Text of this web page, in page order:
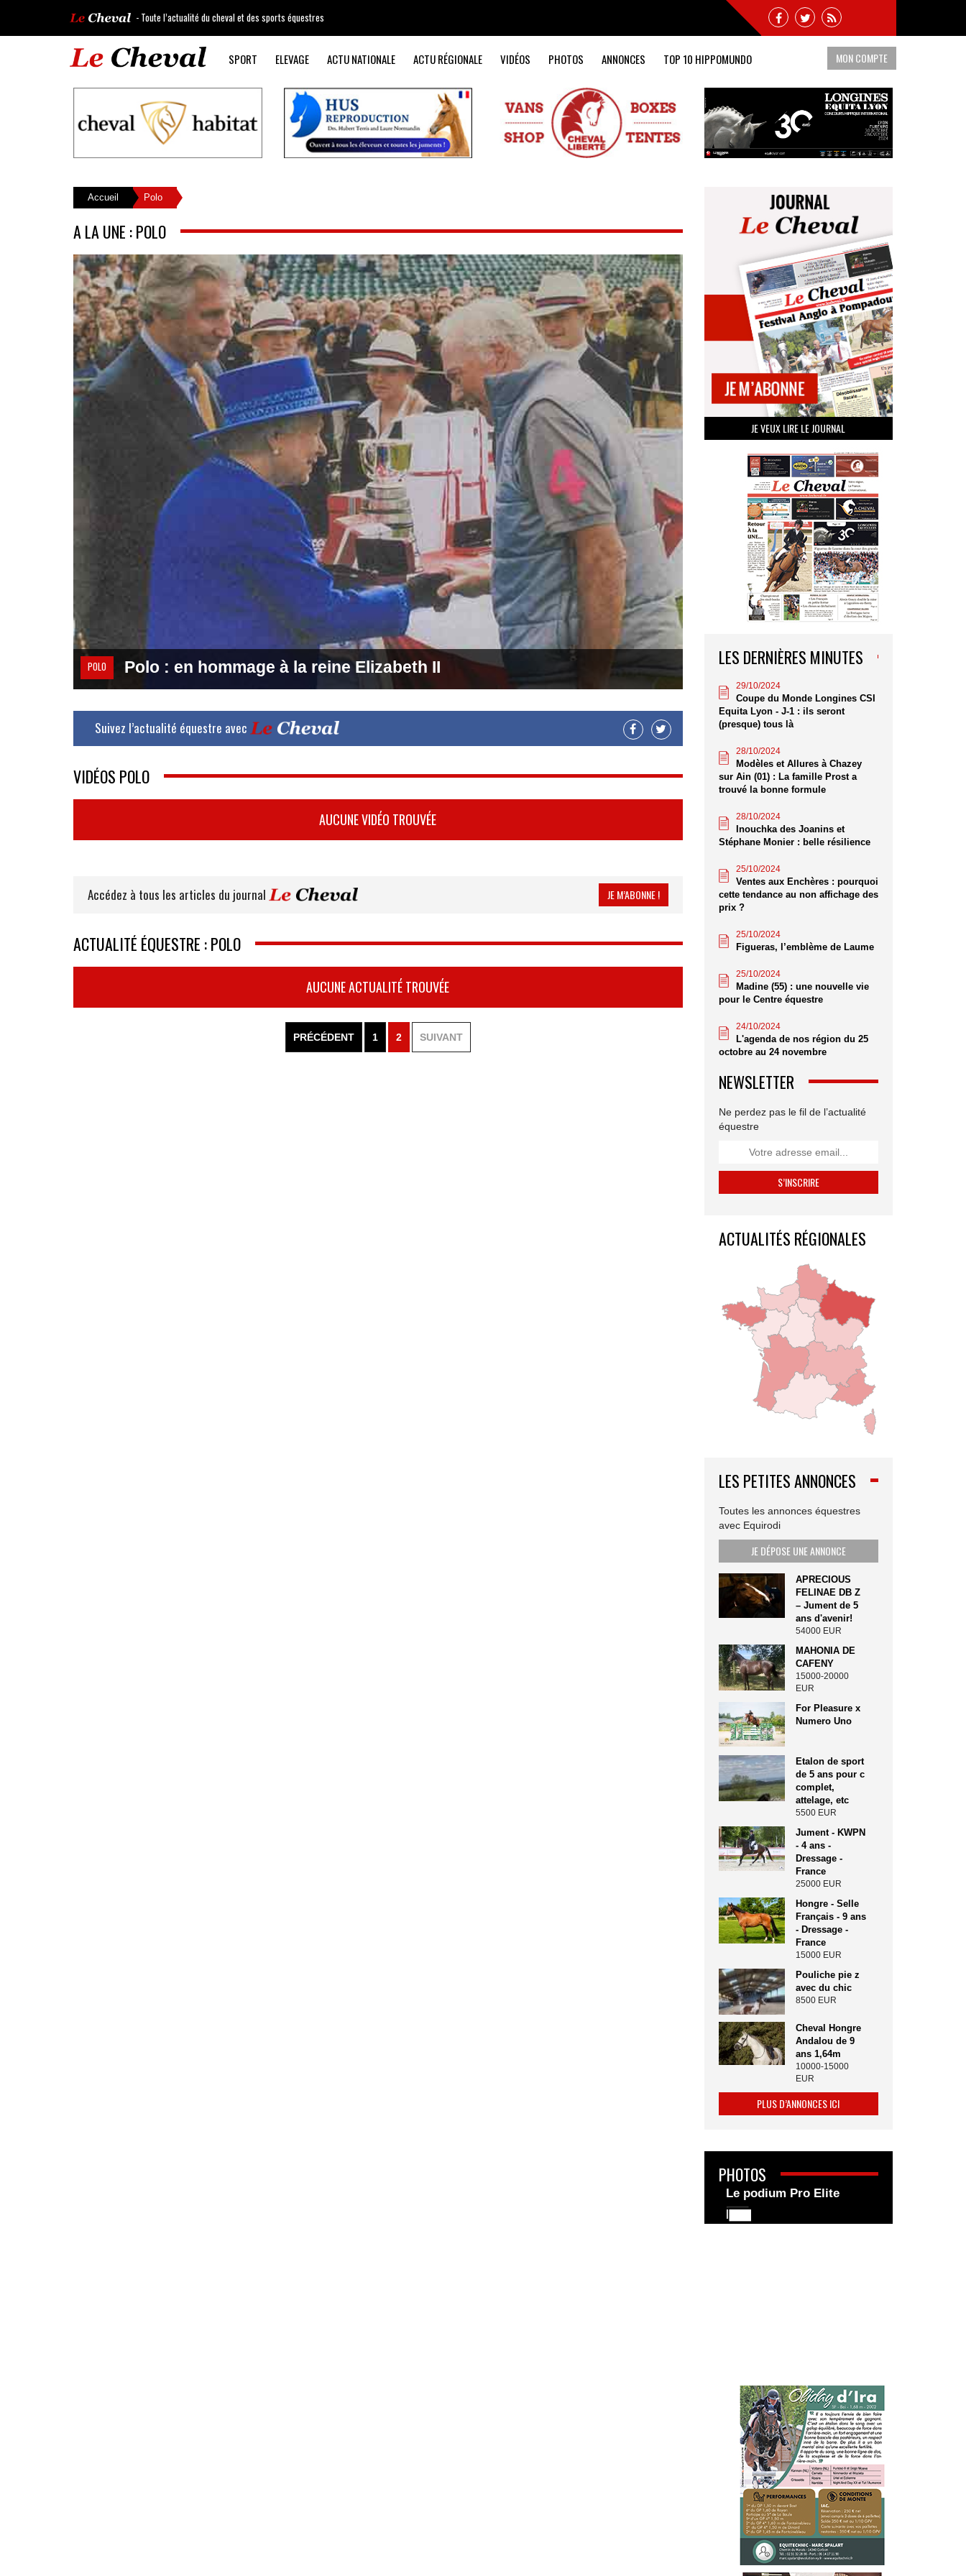
- Toute l’actualité du cheval et des sports équestres
SPORT ELEVAGE ACTU NATIONALE ACTU RÉGIONALE VIDÉOS PHOTOS ANNONCES TOP 10 HIPPOMUNDO MON COMPTE
Accueil Polo
A LA UNE : POLO
POLO Polo : en hommage à la reine Elizabeth II
Suivez l’actualité équestre avec
VIDÉOS POLO
AUCUNE VIDÉO TROUVÉE
Accédez à tous les articles du journal JE M’ABONNE !
ACTUALITÉ ÉQUESTRE : POLO
AUCUNE ACTUALITÉ TROUVÉE
PRÉCÉDENT 1 2 SUIVANT
JE VEUX LIRE LE JOURNAL
LES DERNIÈRES MINUTES
29/10/2024
Coupe du Monde Longines CSI
Equita Lyon - J-1 : ils seront
(presque) tous là
28/10/2024
Modèles et Allures à Chazey
sur Ain (01) : La famille Prost a
trouvé la bonne formule
28/10/2024
Inouchka des Joanins et
Stéphane Monier : belle résilience
25/10/2024
Ventes aux Enchères : pourquoi
cette tendance au non affichage des
prix ?
25/10/2024
Figueras, l’emblème de Laume
25/10/2024
Madine (55) : une nouvelle vie
pour le Centre équestre
24/10/2024
L'agenda de nos région du 25
octobre au 24 novembre
NEWSLETTER
Ne perdez pas le fil de l’actualité
équestre
ACTUALITÉS RÉGIONALES
LES PETITES ANNONCES
Toutes les annonces équestres
avec Equirodi
JE DÉPOSE UNE ANNONCE
APRECIOUS
FELINAE DB Z
– Jument de 5
ans d'avenir!
54000 EUR
MAHONIA DE
CAFENY
15000-20000
EUR
For Pleasure x
Numero Uno
Etalon de sport
de 5 ans pour c
complet,
attelage, etc
5500 EUR
Jument - KWPN
- 4 ans -
Dressage -
France
25000 EUR
Hongre - Selle
Français - 9 ans
- Dressage -
France
15000 EUR
Pouliche pie z
avec du chic
8500 EUR
Cheval Hongre
Andalou de 9
ans 1,64m
10000-15000
EUR
PLUS D’ANNONCES ICI
PHOTOS
Le podium Pro Elite